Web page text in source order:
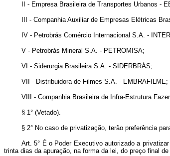
II - Empresa Brasileira de Transportes Urbanos -
III - Companhia Auxiliar de Empresas Elétricas
IV - Petrobrás Comércio Internacional S.A. -
V - Petrobrás Mineral S.A. - PETROMISA;
VI - Siderurgia Brasileira S.A. - SIDERBRÁS;
VII - Distribuidora de Filmes S.A. - EMBRAFILME;
VIII - Companhia Brasileira de Infra-Estrutura
§ 1° (Vetado).
§ 2° No caso de privatização, terão preferência
Art. 5° É o Poder Executivo autorizado a
trinta dias da apuração, na forma da lei, do preço final